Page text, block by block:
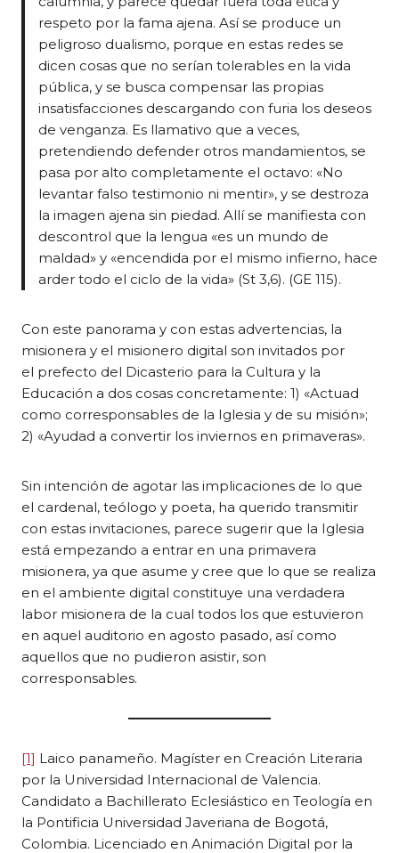
respeto por la fama ajena. Así se produce un
peligroso dualismo, porque en estas redes se
dicen cosas que no serían tolerables en la vida
pública, y se busca compensar las propias
insatisfacciones descargando con furia los deseos
de venganza. Es llamativo que a veces,
pretendiendo defender otros mandamientos, se
pasa por alto completamente el octavo: «No
levantar falso testimonio ni mentir», y se destroza
la imagen ajena sin piedad. Allí se manifiesta con
descontrol que la lengua «es un mundo de
maldad» y «encendida por el mismo infierno, hace
arder todo el ciclo de la vida» (St 3,6). (GE 115).
Con este panorama y con estas advertencias, la
misionera y el misionero digital son invitados por
el prefecto del Dicasterio para la Cultura y la
Educación a dos cosas concretamente: 1) «Actuad
como corresponsables de la Iglesia y de su misión»;
2) «Ayudad a convertir los inviernos en primaveras».
Sin intención de agotar las implicaciones de lo que
el cardenal, teólogo y poeta, ha querido transmitir
con estas invitaciones, parece sugerir que la Iglesia
está empezando a entrar en una primavera
misionera, ya que asume y cree que lo que se realiza
en el ambiente digital constituye una verdadera
labor misionera de la cual todos los que estuvieron
en aquel auditorio en agosto pasado, así como
aquellos que no pudieron asistir, son
corresponsables.
[1] Laico panameño. Magíster en Creación Literaria
por la Universidad Internacional de Valencia.
Candidato a Bachillerato Eclesiástico en Teología en
la Pontificia Universidad Javeriana de Bogotá,
Colombia. Licenciado en Animación Digital por la